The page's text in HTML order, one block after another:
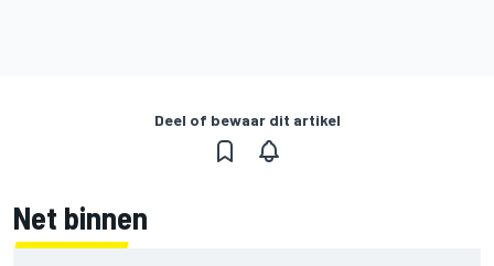
Deel of bewaar dit artikel
Net binnen